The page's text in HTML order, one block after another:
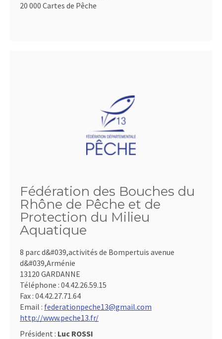
20 000 Cartes de Pêche
Fédération des Bouches du
Rhône de Pêche et de
Protection du Milieu
Aquatique
8 parc d&#039,activités de Bompertuis avenue
d&#039,Arménie
13120 GARDANNE
Téléphone : 04.42.26.59.15
Fax : 04.42.27.71.64
Email : federationpeche13@gmail.com
http://www.peche13.fr/
Président : Luc ROSSI